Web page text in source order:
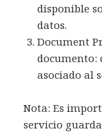
disponible
datos.
Document
documento:
asociado al
Nota: Es
servicio